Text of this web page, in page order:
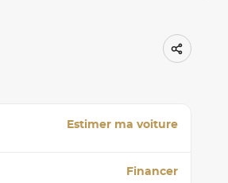
Estimer ma voiture
Financer